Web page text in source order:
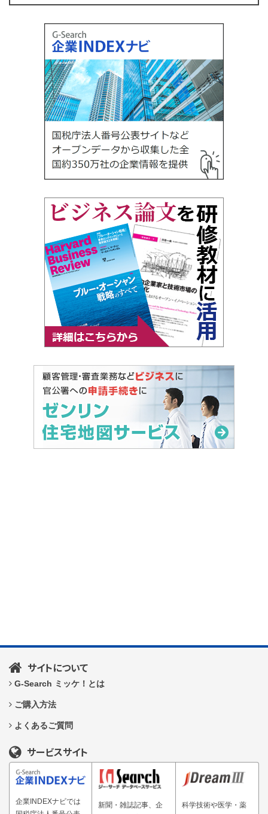
サイトについて
G-Search ミッケ！とは
ご購入方法
よくあるご質問
サービスサイト
企業INDEXナビでは
新聞・雑誌記事、企
科学技術や医学・薬